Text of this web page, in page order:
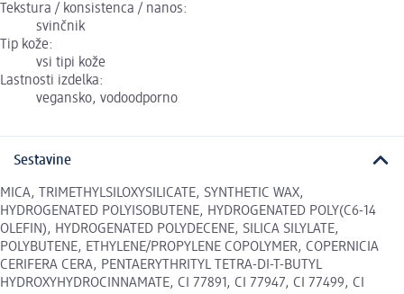
Tekstura / konsistenca / nanos:
svinčnik
Tip kože:
vsi tipi kože
Lastnosti izdelka:
vegansko, vodoodporno
Sestavine
MICA, TRIMETHYLSILOXYSILICATE, SYNTHETIC WAX,
HYDROGENATED POLYISOBUTENE, HYDROGENATED POLY(C6-14
OLEFIN), HYDROGENATED POLYDECENE, SILICA SILYLATE,
POLYBUTENE, ETHYLENE/PROPYLENE COPOLYMER, COPERNICIA
CERIFERA CERA, PENTAERYTHRITYL TETRA-DI-T-BUTYL
HYDROXYHYDROCINNAMATE, CI 77891, CI 77947, CI 77499, CI